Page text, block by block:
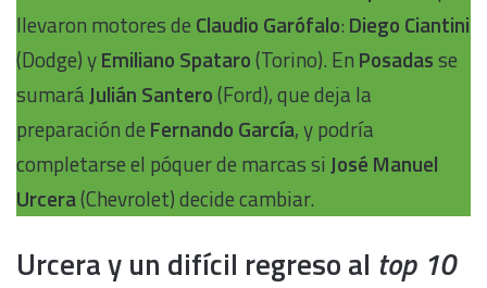
llevaron motores de Claudio Garófalo: Diego Ciantini
(Dodge) yEmiliano Spataro(Torino). En Posadasse
sumaráJulián Santero(Ford), que deja la
preparación de Fernando García, y podría
completarse el póquer de marcas si José Manuel
Urcera(Chevrolet) decide cambiar.
Urcera y un difícil regreso al top 10